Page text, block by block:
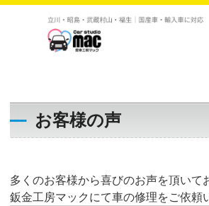
お客様の声
多くのお客様から喜びのお声を頂いて
鈑金工房マックにて車の修理をご依頼